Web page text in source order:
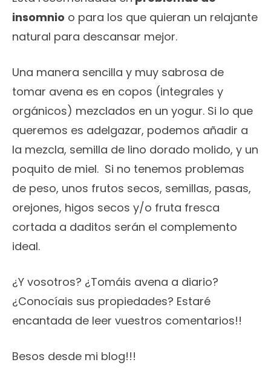
insomnio o para los que quieran un relajante
natural para descansar mejor.
Una manera sencilla y muy sabrosa de
tomar avena es en copos (integrales y
orgánicos) mezclados en un yogur. Si lo que
queremos es adelgazar, podemos añadir a
la mezcla, semilla de lino dorado molido, y un
poquito de miel. Si no tenemos problemas
de peso, unos frutos secos, semillas, pasas,
orejones, higos secos y/o fruta fresca
cortada a daditos serán el complemento
ideal.
¿Y vosotros? ¿Tomáis avena a diario?
¿Conocíais sus propiedades? Estaré
encantada de leer vuestros comentarios!!
Besos desde mi blog!!!